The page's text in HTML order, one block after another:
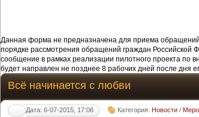
Данная форма не предназначена для приема
порядке рассмотрения обращений граждан Российской
сообщение в рамках реализации пилотного проекта по
будет направлен не позднее 8 рабочих дней после дня
Всё начинается с любви
Дата: 6-07-2015, 17:06 Категория:Новости /